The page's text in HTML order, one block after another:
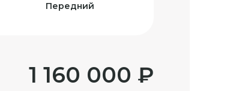
Передний
1 160 000 ₽